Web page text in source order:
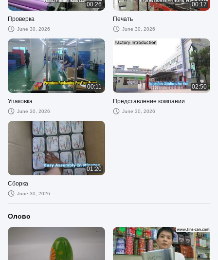
00:26
Проверка
June 30, 2026
00:17
Печать
June 30, 2026
00:11
Упаковка
June 30, 2026
02:50
Представление компании
June 30, 2026
01:20
Сборка
June 30, 2026
Олово